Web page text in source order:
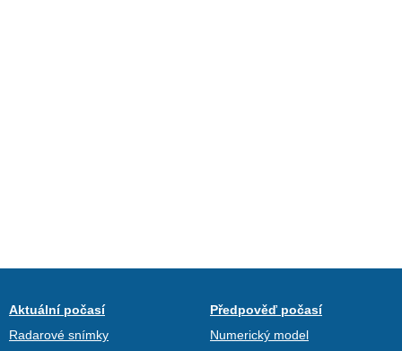
Aktuální počasí
Radarové snímky
Předpověď počasí
Numerický model